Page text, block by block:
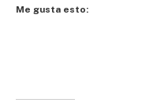
Me gusta esto: